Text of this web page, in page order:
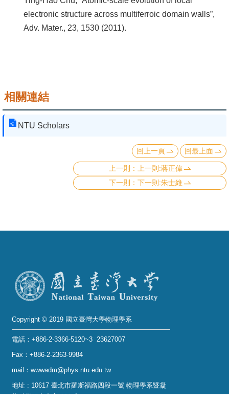
electronic structure across multiferroic domain walls”,
Adv. Mater., 23, 1530 (2011).
相關連結
NTU Scholars
回上一頁 回最上面
上一則:蔣正偉
下一則:朱士維
Copyright © 2019 國立臺灣大學物理學系
電話：+886-2-3366-5120~3 23627007
Fax：+886-2-2363-9984
mail：wwwadm@phys.ntu.edu.tw
地址 : 10617 臺北市羅斯福路四段一號 物理學系暨凝
態科學研究中心 401 室